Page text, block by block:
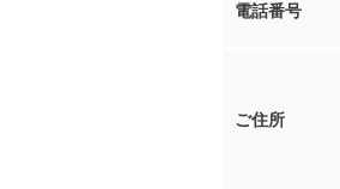
電話番号
ご住所